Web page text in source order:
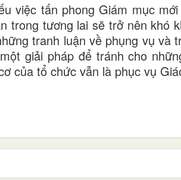
việc tấn phong Giám mục
trong tương lai sẽ trở nên khó
tranh luận về phụng vụ và
giải pháp để tránh cho
của tổ chức vẫn là phục vụ